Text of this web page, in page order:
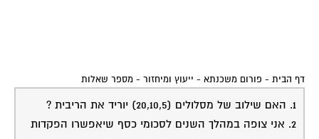
1. האם שילוב של מסלולים (20,10,5) יוריד את הריבית ?
2. אני צופה במהלך השנים לסכומי כסף שיאפשרו הפקדות
משמעותיות, להבנתי בריבית קבועה אם הריבית עולה יש